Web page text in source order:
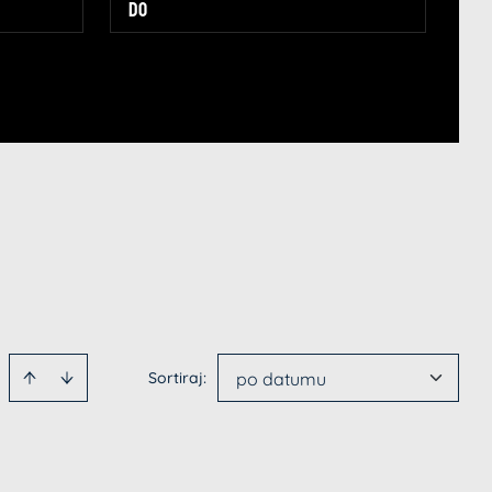
Sortiraj: po datumu